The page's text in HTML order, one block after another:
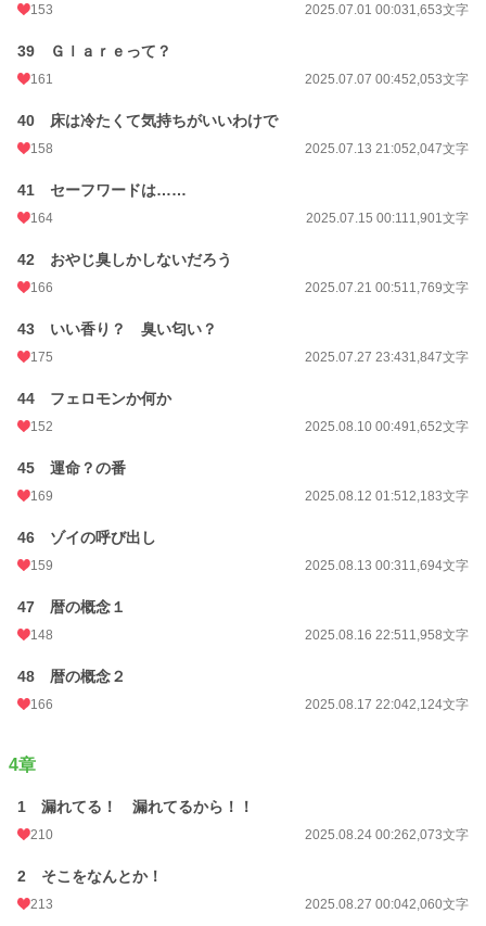
153 2025.07.01 00:031,653文字
39 Ｇｌａｒｅって？
161 2025.07.07 00:452,053文字
40 床は冷たくて気持ちがいいわけで
158 2025.07.13 21:052,047文字
41 セーフワードは……
164 2025.07.15 00:111,901文字
42 おやじ臭しかしないだろう
166 2025.07.21 00:511,769文字
43 いい香り？ 臭い匂い？
175 2025.07.27 23:431,847文字
44 フェロモンか何か
152 2025.08.10 00:491,652文字
45 運命？の番
169 2025.08.12 01:512,183文字
46 ゾイの呼び出し
159 2025.08.13 00:311,694文字
47 暦の概念１
148 2025.08.16 22:511,958文字
48 暦の概念２
166 2025.08.17 22:042,124文字
4章
1 漏れてる！ 漏れてるから！！
210 2025.08.24 00:262,073文字
2 そこをなんとか！
213 2025.08.27 00:042,060文字